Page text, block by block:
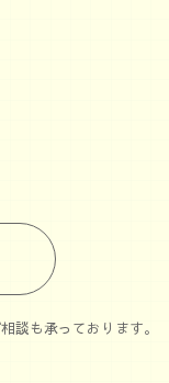
談も承っております。